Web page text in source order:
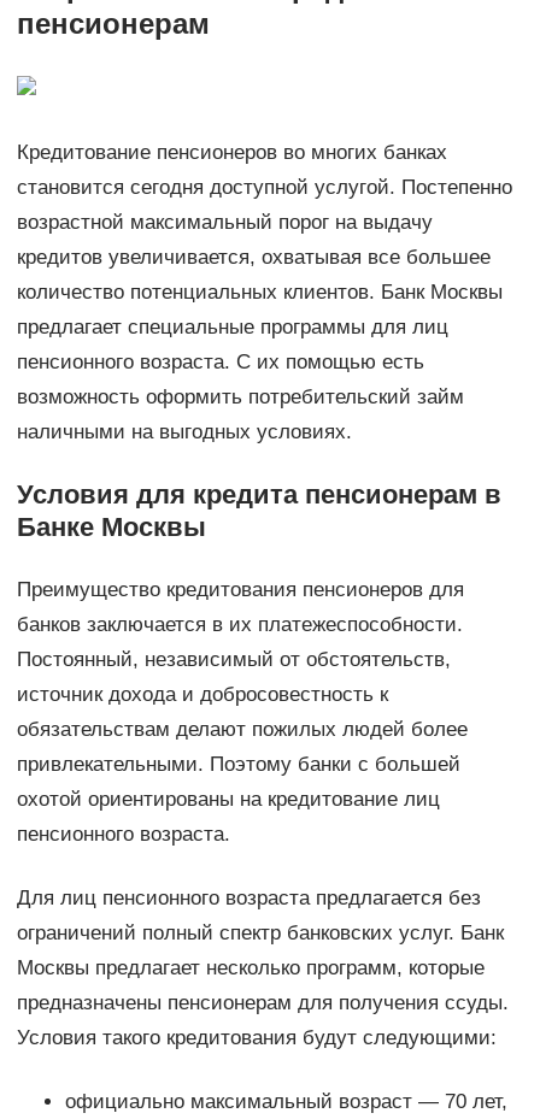
пенсионерам
Кредитование пенсионеров во многих банках
становится сегодня доступной услугой. Постепенно
возрастной максимальный порог на выдачу
кредитов увеличивается, охватывая все большее
количество потенциальных клиентов. Банк Москвы
предлагает специальные программы для лиц
пенсионного возраста. С их помощью есть
возможность оформить потребительский займ
наличными на выгодных условиях.
Условия для кредита пенсионерам в
Банке Москвы
Преимущество кредитования пенсионеров для
банков заключается в их платежеспособности.
Постоянный, независимый от обстоятельств,
источник дохода и добросовестность к
обязательствам делают пожилых людей более
привлекательными. Поэтому банки с большей
охотой ориентированы на кредитование лиц
пенсионного возраста.
Для лиц пенсионного возраста предлагается без
ограничений полный спектр банковских услуг. Банк
Москвы предлагает несколько программ, которые
предназначены пенсионерам для получения ссуды.
Условия такого кредитования будут следующими:
официально максимальный возраст — 70 лет,